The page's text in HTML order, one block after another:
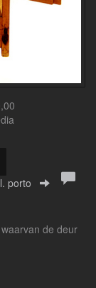
porto
de deur